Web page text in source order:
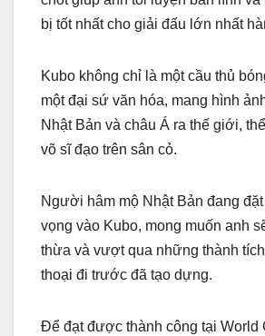
bị tốt nhất cho giải đấu lớn nhất
Kubo không chỉ là một cầu thủ
một đại sứ văn hóa, mang hình
Nhật Bản và châu Á ra thế giới,
võ sĩ đạo trên sân cỏ.
Người hâm mộ Nhật Bản đang
vọng vào Kubo, mong muốn anh
thừa và vượt qua những thành
thoại đi trước đã tạo dựng.
Để đạt được thành công tại World